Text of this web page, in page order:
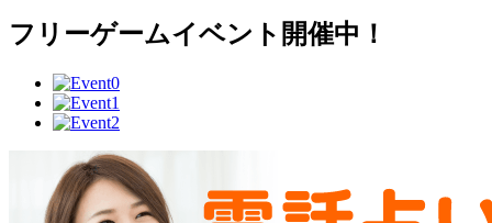
フリーゲームイベント開催中！